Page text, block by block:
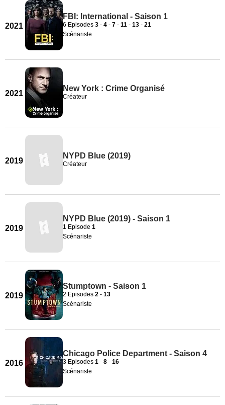
2021
FBI: International - Saison 1
6 Episodes 3 - 4 - 7 - 11 - 13 - 21
Scénariste
2021
New York : Crime Organisé
Créateur
2019
NYPD Blue (2019)
Créateur
2019
NYPD Blue (2019) - Saison 1
1 Episode 1
Scénariste
2019
Stumptown - Saison 1
2 Episodes 2 - 13
Scénariste
2016
Chicago Police Department - Saison 4
3 Episodes 1 - 8 - 16
Scénariste